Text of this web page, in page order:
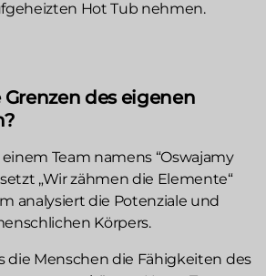
Hot Tub nehmen.
des eigenen
Team namens “Oswajamy
„Wir zähmen die Elemente“
analysiert die Potenziale und
Körpers.
die Menschen die Fähigkeiten des